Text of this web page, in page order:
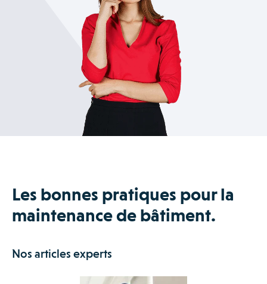
chaque type d’interventions, garantissant que le bon
processus est suivi pour chaque type d’intervention.
leur compte Praxedo pendant 1 ou 2 jours, pour ensuite
pouvoir réaliser un paramétrage optimal et répondant aux
contraintes métier.
Les bonnes pratiques pour la
maintenance de bâtiment.
Nos articles experts